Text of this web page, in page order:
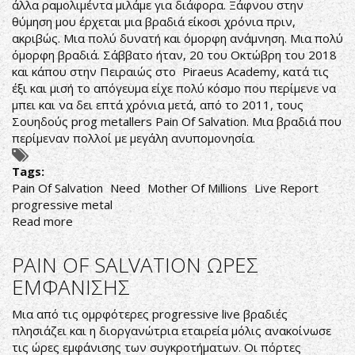
άλλα ραμολιμέντα μιλάμε για διάφορα. Ξάφνου στην
θύμηση μου έρχεται μια βραδιά είκοσι χρόνια πριν,
ακριβώς. Μια πολύ δυνατή και όμορφη ανάμνηση. Μια πολύ
όμορφη βραδιά. Σάββατο ήταν, 20 του Οκτώβρη του 2018
και κάπου στην Πειραιώς στο Piraeus Academy, κατά τις
έξι και μισή το απόγευμα είχε πολύ κόσμο που περίμενε να
μπει και να δει επτά χρόνια μετά, από το 2011, τους
Σουηδούς prog metallers Pain Of Salvation. Μια βραδιά που
περίμεναν πολλοί με μεγάλη ανυπομονησία.
Tags:
Pain Of Salvation Need Mother Of Millions Live Report
progressive metal
Read more about
Pain
Of
Salvation,
Need,
Mother
Of
Millions
PAIN OF SALVATION ΩΡΕΣ
ΕΜΦΑΝΙΣΗΣ
Μια από τις ομρφότερες progressive live βραδιές
πλησιάζει και η διοργανώτρια εταιρεία μόλις ανακοίνωσε
τις ώρες εμφάνισης των συγκροτήματων. Οι πόρτες